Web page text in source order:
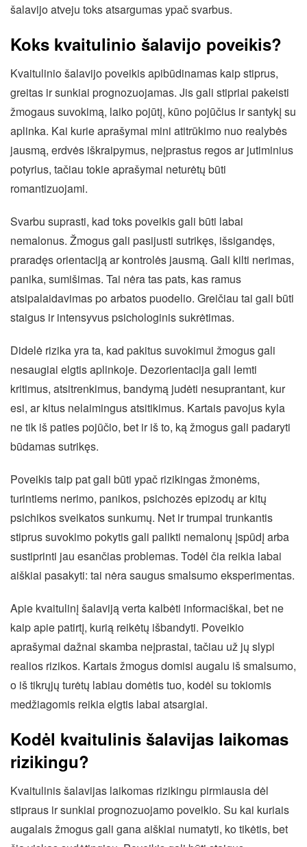
šalavijo atveju toks atsargumas ypač svarbus.
Koks kvaitulinio šalavijo poveikis?
Kvaitulinio šalavijo poveikis apibūdinamas kaip stiprus,
greitas ir sunkiai prognozuojamas. Jis gali stipriai pakeisti
žmogaus suvokimą, laiko pojūtį, kūno pojūčius ir santykį su
aplinka. Kai kurie aprašymai mini atitrūkimo nuo realybės
jausmą, erdvės iškraipymus, neįprastus regos ar jutiminius
potyrius, tačiau tokie aprašymai neturėtų būti
romantizuojami.
Svarbu suprasti, kad toks poveikis gali būti labai
nemalonus. Žmogus gali pasijusti sutrikęs, išsigandęs,
praradęs orientaciją ar kontrolės jausmą. Gali kilti nerimas,
panika, sumišimas. Tai nėra tas pats, kas ramus
atsipalaidavimas po arbatos puodelio. Greičiau tai gali būti
staigus ir intensyvus psichologinis sukrėtimas.
Didelė rizika yra ta, kad pakitus suvokimui žmogus gali
nesaugiai elgtis aplinkoje. Dezorientacija gali lemti
kritimus, atsitrenkimus, bandymą judėti nesuprantant, kur
esi, ar kitus nelaimingus atsitikimus. Kartais pavojus kyla
ne tik iš paties pojūčio, bet ir iš to, ką žmogus gali padaryti
būdamas sutrikęs.
Poveikis taip pat gali būti ypač rizikingas žmonėms,
turintiems nerimo, panikos, psichozės epizodų ar kitų
psichikos sveikatos sunkumų. Net ir trumpai trunkantis
stiprus suvokimo pokytis gali palikti nemalonų įspūdį arba
sustiprinti jau esančias problemas. Todėl čia reikia labai
aiškiai pasakyti: tai nėra saugus smalsumo eksperimentas.
Apie kvaitulinį šalaviją verta kalbėti informaciškai, bet ne
kaip apie patirtį, kurią reikėtų išbandyti. Poveikio
aprašymai dažnai skamba neįprastai, tačiau už jų slypi
realios rizikos. Kartais žmogus domisi augalu iš smalsumo,
o iš tikrųjų turėtų labiau domėtis tuo, kodėl su tokiomis
medžiagomis reikia elgtis labai atsargiai.
Kodėl kvaitulinis šalavijas laikomas
rizikingu?
Kvaitulinis šalavijas laikomas rizikingu pirmiausia dėl
stipraus ir sunkiai prognozuojamo poveikio. Su kai kuriais
augalais žmogus gali gana aiškiai numatyti, ko tikėtis, bet